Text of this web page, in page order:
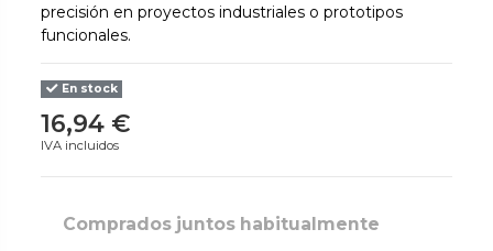
precisión en proyectos industriales o prototipos
funcionales.
En stock
16,94 €
IVA incluidos
Comprados juntos habitualmente